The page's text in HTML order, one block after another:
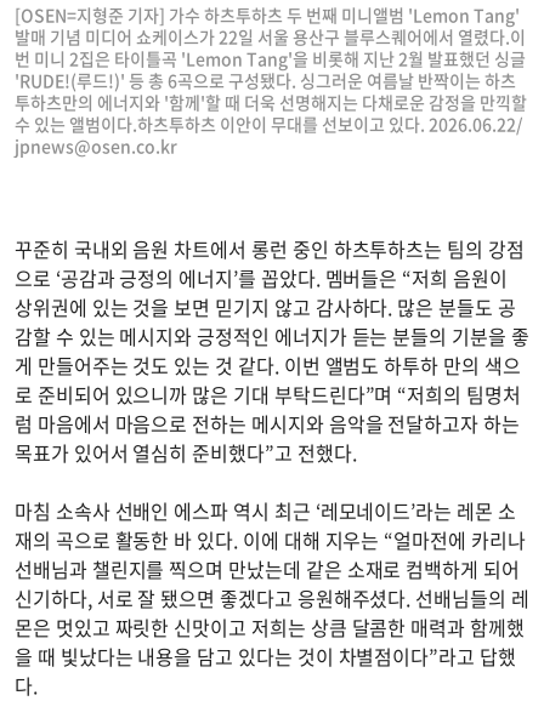
[OSEN=지형준 기자] 가수 하츠투하츠 두 번째 미니앨범 'Lemon Tang'
발매 기념 미디어 쇼케이스가 22일 서울 용산구 블루스퀘어에서 열렸다.이
번 미니 2집은 타이틀곡 'Lemon Tang'을 비롯해 지난 2월 발표했던 싱글
'RUDE!(루드!)' 등 총 6곡으로 구성됐다. 싱그러운 여름날 반짝이는 하츠
투하츠만의 에너지와 '함께'할 때 더욱 선명해지는 다채로운 감정을 만끽할
수 있는 앨범이다.하츠투하츠 이안이 무대를 선보이고 있다. 2026.06.22/
jpnews@osen.co.kr
꾸준히 국내외 음원 차트에서 롱런 중인 하츠투하츠는 팀의 강점
으로 ‘공감과 긍정의 에너지’를 꼽았다. 멤버들은 “저희 음원이
상위권에 있는 것을 보면 믿기지 않고 감사하다. 많은 분들도 공
감할 수 있는 메시지와 긍정적인 에너지가 듣는 분들의 기분을 좋
게 만들어주는 것도 있는 것 같다. 이번 앨범도 하투하 만의 색으
로 준비되어 있으니까 많은 기대 부탁드린다”며 “저희의 팀명처
럼 마음에서 마음으로 전하는 메시지와 음악을 전달하고자 하는
목표가 있어서 열심히 준비했다”고 전했다.
마침 소속사 선배인 에스파 역시 최근 ‘레모네이드’라는 레몬 소
재의 곡으로 활동한 바 있다. 이에 대해 지우는 “얼마전에 카리나
선배님과 챌린지를 찍으며 만났는데 같은 소재로 컴백하게 되어
신기하다, 서로 잘 됐으면 좋겠다고 응원해주셨다. 선배님들의 레
몬은 멋있고 짜릿한 신맛이고 저희는 상큼 달콤한 매력과 함께했
을 때 빛났다는 내용을 담고 있다는 것이 차별점이다”라고 답했
다.